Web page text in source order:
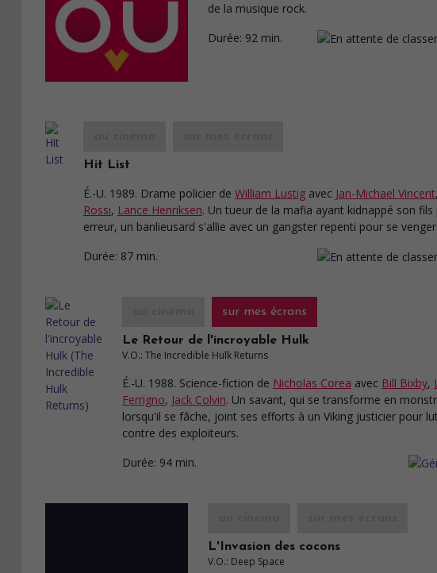
de la musique rock.
Durée: 92 min.
Hit List
É.-U. 1989. Drame policier de William Lustig avec Jan-Michael Vincent,
Rossi, Lance Henriksen. Un tueur de la mafia ayant kidnappé son fils
erreur, un banlieusard s'allie avec un gangster repenti pour se venger.
Durée: 87 min.
sur mes écrans
Le Retour de l'incroyable Hulk
V.O.: The Incredible Hulk Returns
É.-U. 1988. Science-fiction de Nicholas Corea avec Bill Bixby,
Ferrigno, Jack Colvin. Un savant, qui se transforme en
lorsqu'il se fâche, joint ses efforts à un Viking justicier pour
contre des exploiteurs.
Durée: 94 min.
L'Invasion des cocons
V.O.: Deep Space